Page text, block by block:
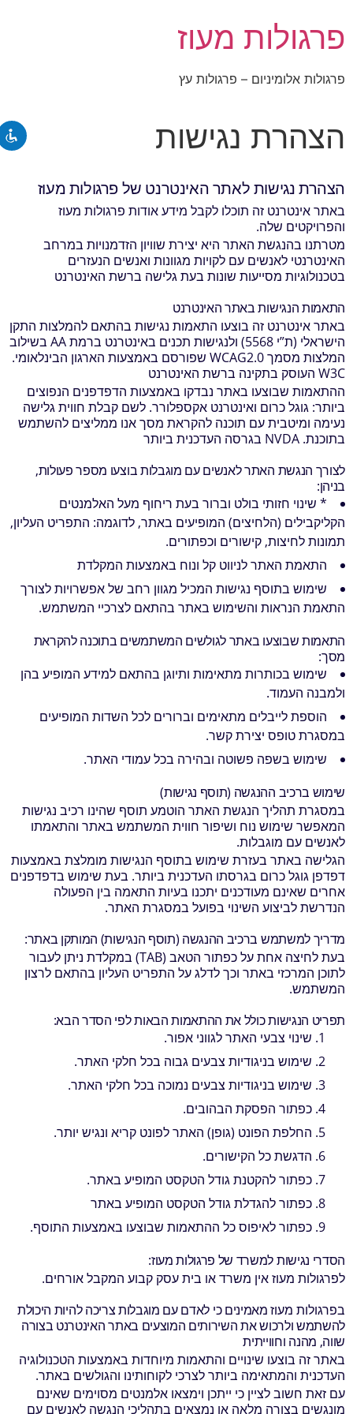
פרגולות מעוז
פרגולות אלומיניום – פרגולות עץ
הצהרת נגישות
הצהרת נגישות לאתר האינטרנט של פרגולות מעוז
באתר אינטרנט זה תוכלו לקבל מידע אודות פרגולות מעוז
והפרויקטים שלה.
מטרתנו בהנגשת האתר היא יצירת שוויון הזדמנויות במרחב
האינטרנטי לאנשים עם לקויות מגוונות ואנשים הנעזרים
בטכנולוגיות מסייעות שונות בעת גלישה ברשת האינטרנט
התאמות הנגישות באתר האינטרנט
באתר אינטרנט זה בוצעו התאמות נגישות בהתאם להמלצות התקן
הישראלי (ת”י 5568) ולנגישות תכנים באינטרנט ברמת AA בשילוב
המלצות מסמך WCAG2.0 שפורסם באמצעות הארגון הבינלאומי.
W3C העוסק בתקינה ברשת האינטרנט
ההתאמות שבוצעו באתר נבדקו באמצעות הדפדפנים הנפוצים
ביותר: גוגל כרום ואינטרנט אקספלורר. לשם קבלת חווית גלישה
נעימה ומיטבית עם תוכנה להקראת מסך אנו ממליצים להשתמש
בתוכנת. NVDA בגרסה העדכנית ביותר
לצורך הנגשת האתר לאנשים עם מוגבלות בוצעו מספר פעולות,
בניהן:
* שינוי חזותי בולט וברור בעת ריחוף מעל האלמנטים
הקליקבילים (הלחיצים) המופיעים באתר, לדוגמה: התפריט העליון,
תמונות לחיצות, קישורים וכפתורים.
התאמת האתר לניווט קל ונוח באמצעות המקלדת
שימוש בתוסף נגישות המכיל מגוון רחב של אפשרויות לצורך
התאמת הנראות והשימוש באתר בהתאם לצרכיי המשתמש.
התאמות שבוצעו באתר לגולשים המשתמשים בתוכנה להקראת
מסך:
שימוש בכותרות מתאימות ותיוגן בהתאם למידע המופיע בהן
ולמבנה העמוד.
הוספת לייבלים מתאימים וברורים לכל השדות המופיעים
במסגרת טופס יצירת קשר.
שימוש בשפה פשוטה ובהירה בכל עמודי האתר.
שימוש ברכיב ההנגשה (תוסף נגישות)
במסגרת תהליך הנגשת האתר הוטמע תוסף שהינו רכיב נגישות
המאפשר שימוש נוח ושיפור חווית המשתמש באתר והתאמתו
לאנשים עם מוגבלות.
הגלישה באתר בעזרת שימוש בתוסף הנגישות מומלצת באמצעות
דפדפן גוגל כרום בגרסתו העדכנית ביותר. בעת שימוש בדפדפנים
אחרים שאינם מעודכנים יתכנו בעיות התאמה בין הפעולה
הנדרשת לביצוע השינוי בפועל במסגרת האתר.
מדריך למשתמש ברכיב ההנגשה (תוסף הנגישות) המותקן באתר:
בעת לחיצה אחת על כפתור הטאב (TAB) במקלדת ניתן לעבור
לתוכן המרכזי באתר וכך לדלג על התפריט העליון בהתאם לרצון
המשתמש.
תפריט הנגישות כולל את ההתאמות הבאות לפי הסדר הבא:
שינוי צבעי האתר לגווני אפור.
שימוש בניגודיות צבעים גבוה בכל חלקי האתר.
שימוש בניגודיות צבעים נמוכה בכל חלקי האתר.
כפתור הפסקת הבהובים.
החלפת הפונט (גופן) האתר לפונט קריא ונגיש יותר.
הדגשת כל הקישורים.
כפתור להקטנת גודל הטקסט המופיע באתר.
כפתור להגדלת גודל הטקסט המופיע באתר
כפתור לאיפוס כל ההתאמות שבוצעו באמצעות התוסף.
הסדרי נגישות למשרד של פרגולות מעוז:
לפרגולות מעוז אין משרד או בית עסק קבוע המקבל אורחים.
בפרגולות מעוזמאמינים כי לאדם עם מוגבלות צריכה להיות היכולת
להשתמש ולרכוש את השירותים המוצעים באתר האינטרנט בצורה
שווה, מהנה וחווייתית
באתר זה בוצעו שינויים והתאמות מיוחדות באמצעות הטכנולוגיה
העדכנית והמתאימה ביותר לצרכי לקוחותינו והגולשים באתר.
עם זאת חשוב לציין כי ייתכן וימצאו אלמנטים מסוימים שאינם
מונגשים בצורה מלאה או נמצאים בתהליכי הנגשה לאנשים עם
settings צבע רקע
זום (הגדלה)
remove_circle_outline הקטנת גופן
add_circle_outline הגדלת גופן
spellcheck גופן קריא
brightness_high ניגודיות בהירה
brightness_low ניגודיות כהה
format_underlined הוסף קו תחתון לקישורים
font_download סמן קישורים
לאפס
את
האפשרויות
cached